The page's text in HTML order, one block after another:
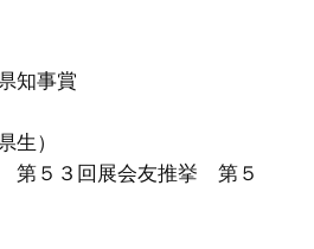
知事賞
生）
第５３回展会友推挙 第５